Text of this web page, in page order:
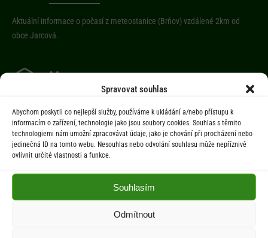
Spravovat souhlas
Abychom poskytli co nejlepší služby, používáme k ukládání a/nebo přístupu k
informacím o zařízení, technologie jako jsou soubory cookies. Souhlas s těmito
technologiemi nám umožní zpracovávat údaje, jako je chování při procházení nebo
jedinečná ID na tomto webu. Nesouhlas nebo odvolání souhlasu může nepříznivě
ovlivnit určité vlastnosti a funkce.
Souhlasím
Odmítnout
Aktuální informace o počasí z meteostanice (Brňov) vzdálené 2km od
obce Jarcová.
Menu
Úřad
Úřední deska
Obec
Občan
Aktuality
Kontakty